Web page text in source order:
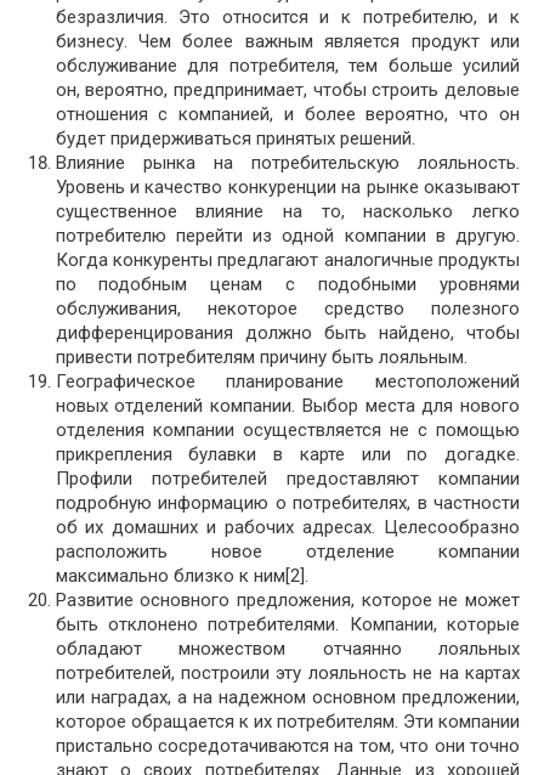
безразличия. Это относится и к потребителю, и к
бизнесу. Чем более важным является продукт или
обслуживание для потребителя, тем больше усилий
он, вероятно, предпринимает, чтобы строить деловые
отношения с компанией, и более вероятно, что он
будет придерживаться принятых решений.
Влияние рынка на потребительскую лояльность.
Уровень и качество конкуренции на рынке оказывают
существенное влияние на то, насколько легко
потребителю перейти из одной компании в другую.
Когда конкуренты предлагают аналогичные продукты
по подобным ценам с подобными уровнями
обслуживания, некоторое средство полезного
дифференцирования должно быть найдено, чтобы
привести потребителям причину быть лояльным.
Географическое планирование местоположений
новых отделений компании. Выбор места для нового
отделения компании осуществляется не с помощью
прикрепления булавки в карте или по догадке.
Профили потребителей предоставляют компании
подробную информацию о потребителях, в частности
об их домашних и рабочих адресах. Целесообразно
расположить новое отделение компании
максимально близко к ним[2].
Развитие основного предложения, которое не может
быть отклонено потребителями. Компании, которые
обладают множеством отчаянно лояльных
потребителей, построили эту лояльность не на картах
или наградах, а на надежном основном предложении,
которое обращается к их потребителям. Эти компании
пристально сосредотачиваются на том, что они точно
знают о своих потребителях. Данные из хорошей